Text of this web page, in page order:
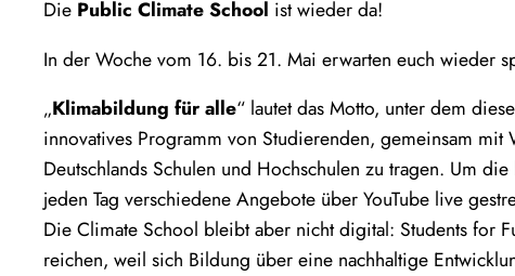
Die Public Climate School ist wieder da!
In der Woche vom 16. bis 21. Mai erwarten euch wieder
„Klimabildung für alle“ lautet das Motto, unter dem
innovatives Programm von Studierenden, gemeinsam
Deutschlands Schulen und Hochschulen zu tragen. Um
jeden Tag verschiedene Angebote über YouTube live
Die Climate School bleibt aber nicht digital: Students for
reichen, weil sich Bildung über eine nachhaltige